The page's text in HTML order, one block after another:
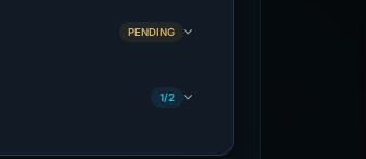
PENDING
1/2